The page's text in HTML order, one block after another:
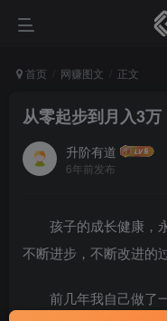
首页 网赚图文 正文
从零起步到月入3
升阶有道
6年前发布
孩子的成长健康，
不断进步，不断改进的
前几年我自己做了